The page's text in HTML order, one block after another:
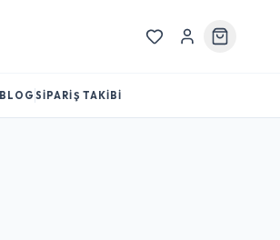
BLOG SİPARİŞ TAKİBİ